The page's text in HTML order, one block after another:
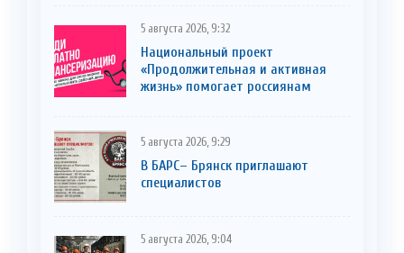
5 августа 2026, 9:32
Национальный проект
«Продолжительная и активная
жизнь» помогает россиянам
5 августа 2026, 9:29
В БАРС– Брянcк приглaшают
cпециaлистoв
5 августа 2026, 9:04